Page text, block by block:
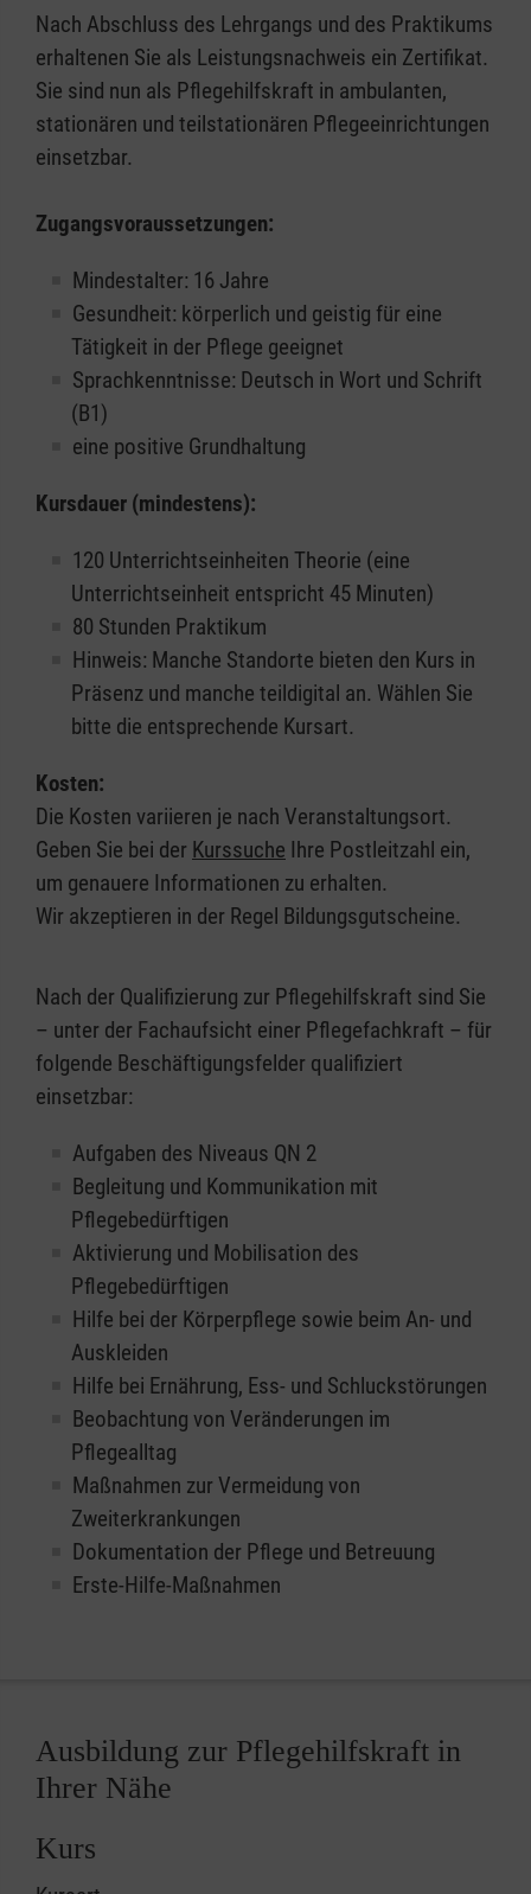
Nach Abschluss des Lehrgangs und des Praktikums
erhaltenen Sie als Leistungsnachweis ein Zertifikat.
Sie sind nun als Pflegehilfskraft in ambulanten,
stationären und teilstationären Pflegeeinrichtungen
einsetzbar.
Zugangsvoraussetzungen:
Mindestalter: 16 Jahre
Gesundheit: körperlich und geistig für eine
Tätigkeit in der Pflege geeignet
Sprachkenntnisse: Deutsch in Wort und Schrift
(B1)
eine positive Grundhaltung
Kursdauer (mindestens):
120 Unterrichtseinheiten Theorie (eine
Unterrichtseinheit entspricht 45 Minuten)
80 Stunden Praktikum
Hinweis: Manche Standorte bieten den Kurs in
Präsenz und manche teildigital an. Wählen Sie
bitte die entsprechende Kursart.
Kosten:
Die Kosten variieren je nach Veranstaltungsort.
Geben Sie bei der Kurssuche Ihre Postleitzahl ein,
um genauere Informationen zu erhalten.
Wir akzeptieren in der Regel Bildungsgutscheine.
Nach der Qualifizierung zur Pflegehilfskraft sind Sie
– unter der Fachaufsicht einer Pflegefachkraft – für
folgende Beschäftigungsfelder qualifiziert
einsetzbar:
Aufgaben des Niveaus QN 2
Begleitung und Kommunikation mit
Pflegebedürftigen
Aktivierung und Mobilisation des
Pflegebedürftigen
Hilfe bei der Körperpflege sowie beim An- und
Auskleiden
Hilfe bei Ernährung, Ess- und Schluckstörungen
Beobachtung von Veränderungen im
Pflegealltag
Maßnahmen zur Vermeidung von
Zweiterkrankungen
Dokumentation der Pflege und Betreuung
Erste-Hilfe-Maßnahmen
Ausbildung zur Pflegehilfskraft in
Ihrer Nähe
Kurs